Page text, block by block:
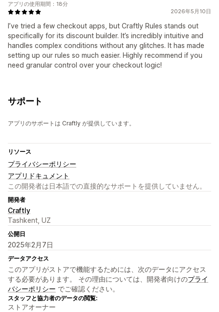
2026年5月10日
I’ve tried a few checkout apps, but Craftly Rules stands out
specifically for its discount builder. It’s incredibly intuitive and
handles complex conditions without any glitches. It has made
setting up our rules so much easier. Highly recommend if you
need granular control over your checkout logic!
アプリの使用期間：18分
サポート
アプリのサポートは Craftly が提供しています。
リソース
プライバシーポリシー
アプリドキュメント
この開発者は日本語での直接的なサポートを提供していません。
開発者
Craftly
Tashkent, UZ
公開日
2025年2月7日
データアクセス
このアプリがストアで機能するためには、次のデータにアクセス
する必要があります。 その理由については、開発者向けのプライ
バシーポリシー でご確認ください。
スタッフと協力者のデータの閲覧:
ストアオーナー